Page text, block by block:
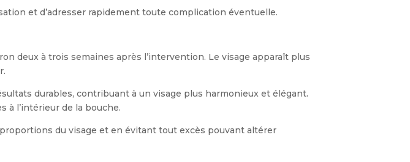
et d’adresser rapidement toute complication éventuelle.
deux à trois semaines après l’intervention. Le visage apparaît plus
durables, contribuant à un visage plus harmonieux et élégant.
à l’intérieur de la bouche.
du visage et en évitant tout excès pouvant altérer